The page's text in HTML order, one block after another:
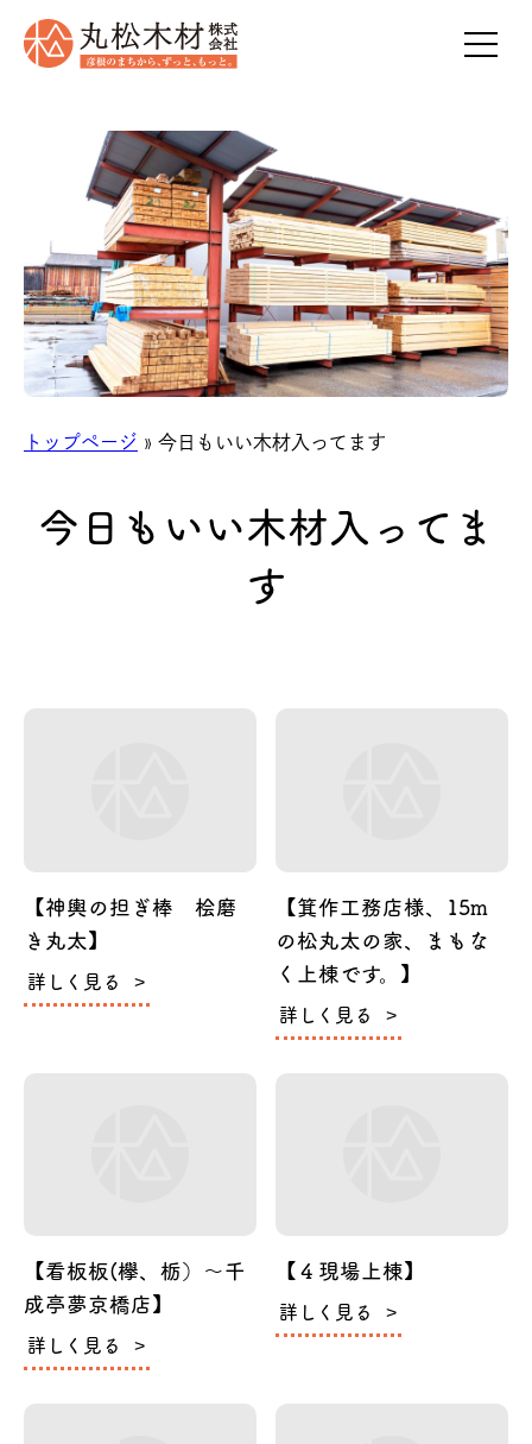
トップページ » 今日もいい木材入ってます
今日もいい木材入ってま
す
【神輿の担ぎ棒 桧磨
き丸太】
詳しく見る
【箕作工務店様、15m
の松丸太の家、まもな
く上棟です。】
詳しく見る
【看板板(欅、栃）～千
成亭夢京橋店】
詳しく見る
【４現場上棟】
詳しく見る